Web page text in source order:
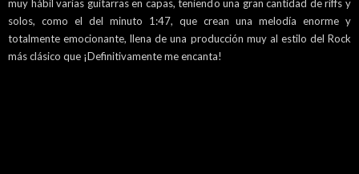
muy hábil varias guitarras en capas, teniendo una gran cantidad de riffs y
solos, como el del minuto 1:47, que crean una melodía enorme y
totalmente emocionante, llena de una producción muy al estilo del Rock
más clásico que ¡Definitivamente me encanta!